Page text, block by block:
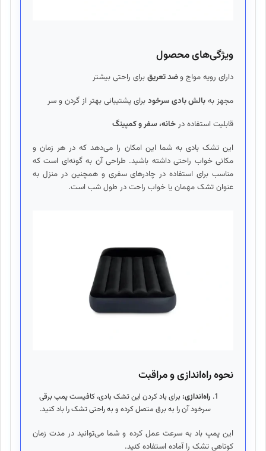
ویژگی‌های محصول
دارای رویه مواج وضد تعریقبرای راحتی بیشتر
مجهز بهبالش بادی سرخودبرای پشتیبانی بهتر از گردن و سر
قابلیت استفاده در خانه، سفر و کمپینگ
این تشک بادی به شما این امکان را می‌دهد که در هر زمان و
مکانی خواب راحتی داشته باشید. طراحی آن به گونه‌ای است که
مناسب برای استفاده در چادرهای سفری و همچنین در منزل به
عنوان تشک مهمان یا خواب راحت در طول شب است.
نحوه راه‌اندازی و مراقبت
راه‌اندازی:برای باد کردن این تشک بادی، کافیست پمپ برقی
سرخود آن را به برق متصل کرده و به راحتی تشک را باد کنید.
این پمپ باد به سرعت عمل کرده و شما می‌توانید در مدت زمان
کوتاهی تشک را آماده استفاده کنید.